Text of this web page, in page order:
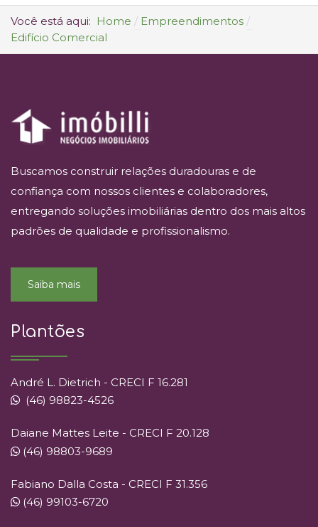
Você está aqui: Home
Empreendimentos
Edifício Comercial
Buscamos construir relações duradouras e de
confiança com nossos clientes e colaboradores,
entregando soluções imobiliárias dentro dos mais altos
padrões de qualidade e profissionalismo.
Saiba mais
Plantões
André L. Dietrich - CRECI F 16.281
(46) 98823-4526
Daiane Mattes Leite - CRECI F 20.128
(46) 98803-9689
Fabiano Dalla Costa - CRECI F 31.356
(46) 99103-6720